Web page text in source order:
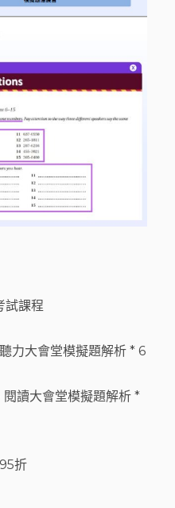
試課程
力大會堂模擬題解析 * 6
讀大會堂模擬題解析 *
折